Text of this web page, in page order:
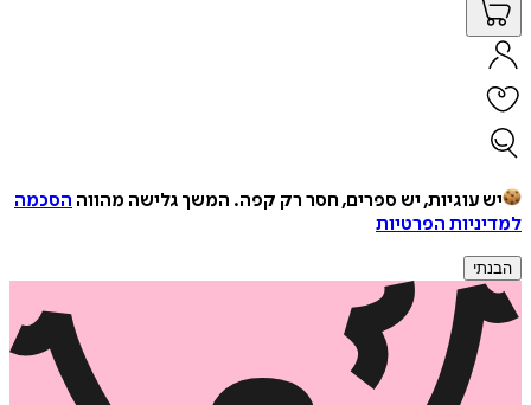
יש עוגיות, יש ספרים, חסר רק קפה. המשך גלישה מהווה הסכמה
למדיניות הפרטיות
הבנתי